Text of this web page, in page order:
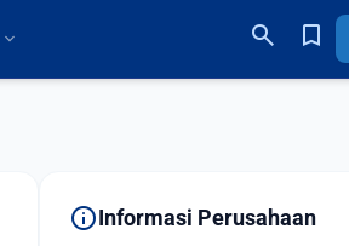
expand_more search bookmark
infoInformasi Perusahaan